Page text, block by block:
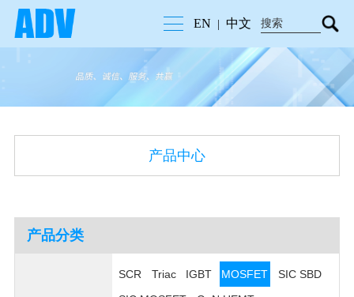
EN 中文
产品中心
产品分类
SCR Triac IGBT MOSFET
SIC SBD